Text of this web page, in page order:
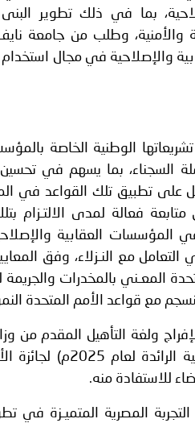
بما في ذلك تطوير البنى
والأمنية، وطلب من جامعة
والإصلاحية في مجال استخدام
الوطنية الخاصة
السجناء، بما يسهم في
على تطبيق تلك القواعد في
فعالة لمدى الالتـزام
في المؤسسات العقابية
التعامل مع النـزلاء، وفق
المعـني بالمخدرات
مع قواعد الأمم المتحدة
ولغة التأهيل المقدم من
بالمركز الثاني في فرع
للاستفادة منه.
المصرية المتميـزة في